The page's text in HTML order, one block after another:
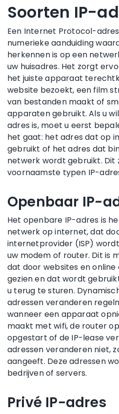
Soorten IP-
Een Internet Protocol-
numerieke aanduiding
herkennen is op een
uw huisadres. Het zorgt
het juiste apparaat
website bezoekt, een film
van bestanden maakt of
apparaten gebruikt. Als u
adres is, moet u eerst
het gaat: het adres dat op
gebruikt of het adres dat
netwerk wordt gebruikt. Dit
voornaamste typen IP-
Openbaar IP-
Het openbare IP-adres is
netwerk op internet, dat
internetprovider (ISP)
uw modem of router. Dit is
dat door websites en
gezien en dat wordt
u terug te sturen.
adressen veranderen
wanneer een apparaat
maakt met wifi, de router
opgestart of de IP-lease
adressen veranderen niet,
aangeeft. Deze adressen
bedrijven of servers.
Privé IP-adres